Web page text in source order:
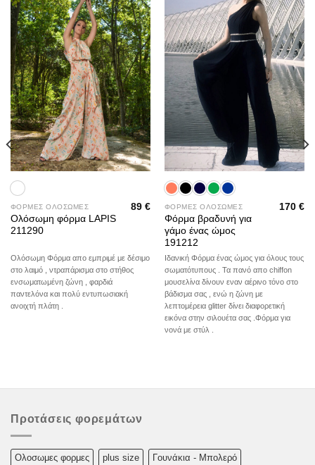
wishlist
ΦΟΡΜΕΣ ΟΛΟΣΩΜΕΣ
Ολόσωμη φόρμα LAPIS
211290
89€
Ολόσωμη Φόρμα απο εμπριμέ με δέσιμο
στο λαιμό , ντραπάρισμα στο στήθος
ενσωματωμένη ζώνη , φαρδιά
παντελόνα και πολύ εντυπωσιακή
ανοιχτή πλάτη .
wishlist
ΦΟΡΜΕΣ ΟΛΟΣΩΜΕΣ
Φόρμα βραδυνή για
γάμο ένας ώμος
191212
170€
Ιδανική Φόρμα ένας ώμος για όλους τους
σωματότυπους . Τα πανό απο chiffon
μουσελίνα δίνουν εναν αέρινο τόνο στο
βάδισμα σας , ενώ η ζώνη με
λεπτομέρεια glitter δίνει διαφορετική
εικόνα στην σιλουέτα σας .Φόρμα για
νονά με στύλ .
Προτάσεις φορεμάτων
Oλoσωμες φoρμες plus size Γουνάκια - Μπολερό